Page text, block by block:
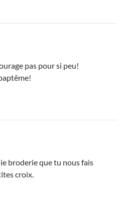
pas pour si peu!
broderie que tu nous fais
croix.